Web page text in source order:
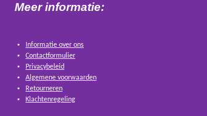
Meer informatie:
Informatie over ons
Contactformulier
Privacybeleid
Algemene voorwaarden
Retourneren
Klachtenregeling